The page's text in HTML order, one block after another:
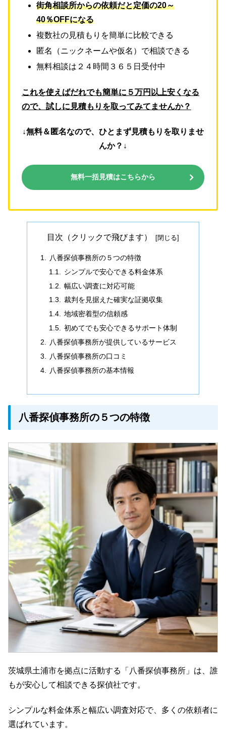
街角相談所からの依頼だと定価の20～
40％OFFになる
複数社の見積もりを簡単に比較できる
匿名（ニックネームや仮名）で相談できる
無料相談は２４時間３６５日受付中
これを使えばだれでも簡単に５万円以上安くなる
ので、試しに見積もりを取ってみてませんか？
↓無料＆匿名なので、ひとまず見積もりを取りませ
んか？↓
無料一括見積はこちらから
目次（クリックで飛びます）
八番探偵事務所の５つの特徴
シンプルで安心できる料金体系
幅広い調査に対応可能
裁判を見据えた確実な証拠収集
地域密着型の信頼感
初めてでも安心できるサポート体制
八番探偵事務所が提供しているサービス
八番探偵事務所の口コミ
八番探偵事務所の基本情報
八番探偵事務所の５つの特徴
茨城県土浦市を拠点に活動する「八番探偵事務所」は、誰
もが安心して相談できる探偵社です。
シンプルな料金体系と幅広い調査対応で、多くの依頼者に
選ばれています。